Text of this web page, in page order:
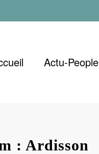
Actu-People
: Ardisson